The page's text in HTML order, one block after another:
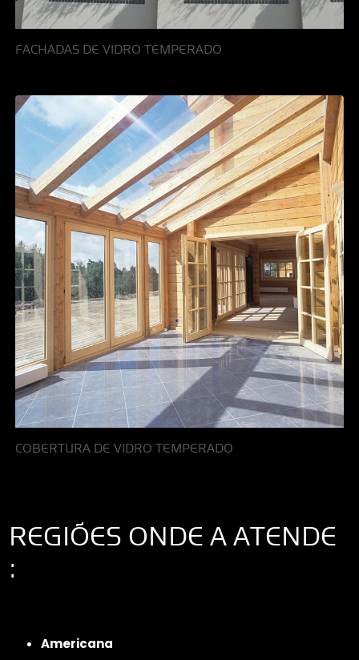
FACHADAS DE VIDRO TEMPERADO
COBERTURA DE VIDRO TEMPERADO
REGIÕES ONDE A ATENDE
:
Americana